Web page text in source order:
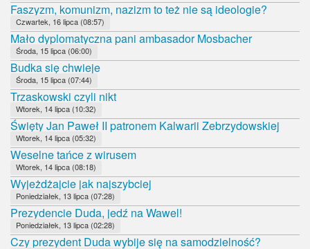
Faszyzm, komunizm, nazizm to też nie są ideologie?
Czwartek, 16 lipca (08:57)
Mało dyplomatyczna pani ambasador Mosbacher
Środa, 15 lipca (06:00)
Budka się chwieje
Środa, 15 lipca (07:44)
Trzaskowski czyli nikt
Wtorek, 14 lipca (10:32)
Święty Jan Paweł II patronem Kalwarii Zebrzydowskiej
Wtorek, 14 lipca (05:32)
Weselne tańce z wirusem
Wtorek, 14 lipca (08:18)
Wyjeżdżajcie jak najszybciej
Poniedziałek, 13 lipca (07:28)
Prezydencie Duda, jedź na Wawel!
Poniedziałek, 13 lipca (02:28)
Czy prezydent Duda wybije się na samodzielność?